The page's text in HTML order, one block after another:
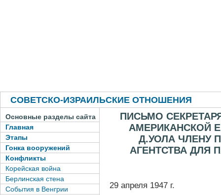
СОВЕТСКО-ИЗРАИЛЬСКИЕ ОТНОШЕНИЯ
Основные разделы сайта
Главная
Этапы
Гонка вооружений
Конфликты
Корейская война
Берлинская стена
События в Венгрии
ПИСЬМО
АМЕРИКАНСКОЙ
Д.УОЛА ЧЛЕНУ
АГЕНТСТВА ДЛЯ
29 апреля 1947 г.